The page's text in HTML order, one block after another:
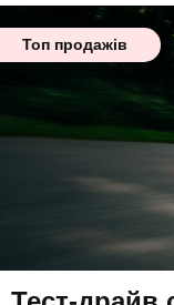
Топ продажів